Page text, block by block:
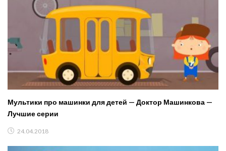
Мультики про машинки для детей — Доктор Машинкова —
Лучшие серии
24.04.2018